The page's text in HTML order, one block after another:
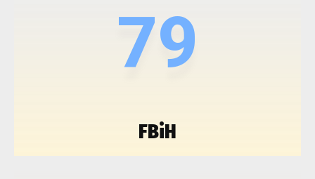
79
FBiH